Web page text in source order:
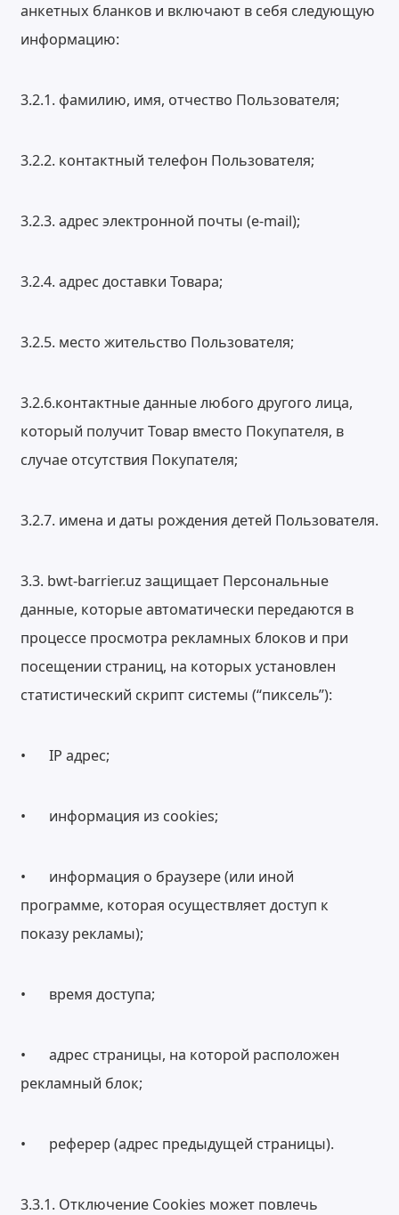
анкетных бланков и включают в себя следующую
информацию:
3.2.1. фамилию, имя, отчество Пользователя;
3.2.2. контактный телефон Пользователя;
3.2.3. адрес электронной почты (e-mail);
3.2.4. адрес доставки Товара;
3.2.5. место жительство Пользователя;
3.2.6.контактные данные любого другого лица,
который получит Товар вместо Покупателя, в
случае отсутствия Покупателя;
3.2.7. имена и даты рождения детей Пользователя.
3.3. bwt-barrier.uz защищает Персональные
данные, которые автоматически передаются в
процессе просмотра рекламных блоков и при
посещении страниц, на которых установлен
статистический скрипт системы (“пиксель”):
• IP адрес;
• информация из cookies;
•
информация о браузере (или иной
программе, которая осуществляет доступ к
показу рекламы);
• время доступа;
•
адрес страницы, на которой расположен
рекламный блок;
• реферер (адрес предыдущей страницы).
3.3.1. Отключение Cookies может повлечь